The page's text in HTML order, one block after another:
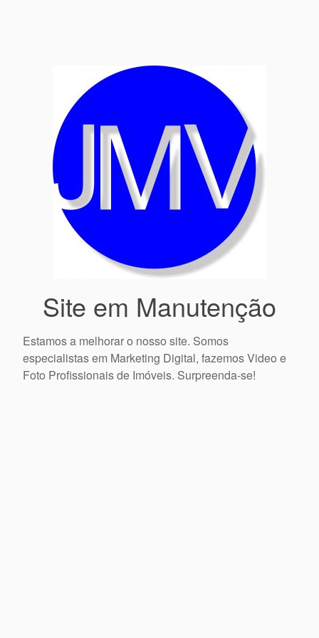
Site em Manutenção
Estamos a melhorar o nosso site. Somos
especialistas em Marketing Digital, fazemos Video e
Foto Profissionais de Imóveis. Surpreenda-se!